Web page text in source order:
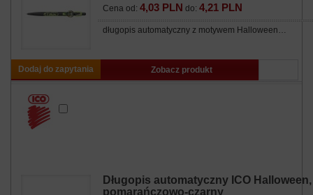
Cena od: 4,03 PLN do: 4,21 PLN
długopis automatyczny z motywem Halloween…
Dodaj do zapytania Zobacz produkt
Długopis automatyczny ICO Halloween,
pomarańczowo-czarny